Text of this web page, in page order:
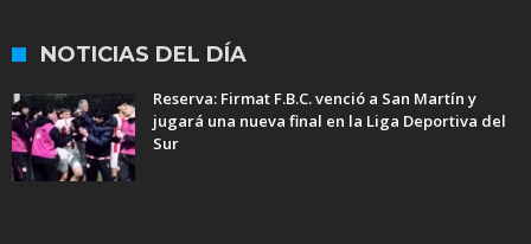
NOTICIAS DEL DÍA
Reserva: Firmat F.B.C. venció a San Martín y
jugará una nueva final en la Liga Deportiva del
Sur